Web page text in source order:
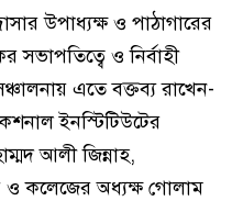
উপাধ্যক্ষ ও পাঠাগারের
ও নির্বাহী
এতে বক্তব্য রাখেন-
ইনস্টিটিউটের
আলী জিন্নাহ,
ও কলেজের অধ্যক্ষ গোলাম